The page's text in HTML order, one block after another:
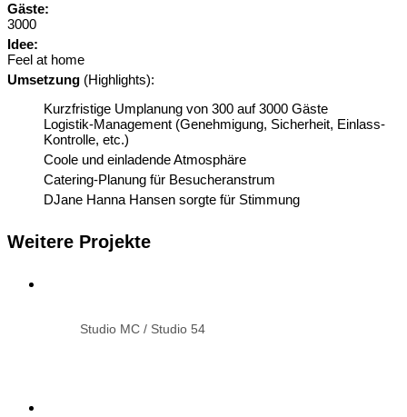
Gäste:
3000
Idee:
Feel at home
Umsetzung (Highlights):
Kurzfristige Umplanung von 300 auf 3000 Gäste
Logistik-Management (Genehmigung, Sicherheit, Einlass-
Kontrolle, etc.)
Coole und einladende Atmosphäre
Catering-Planung für Besucheranstrum
DJane Hanna Hansen sorgte für Stimmung
Weitere Projekte
Studio MC / Studio 54